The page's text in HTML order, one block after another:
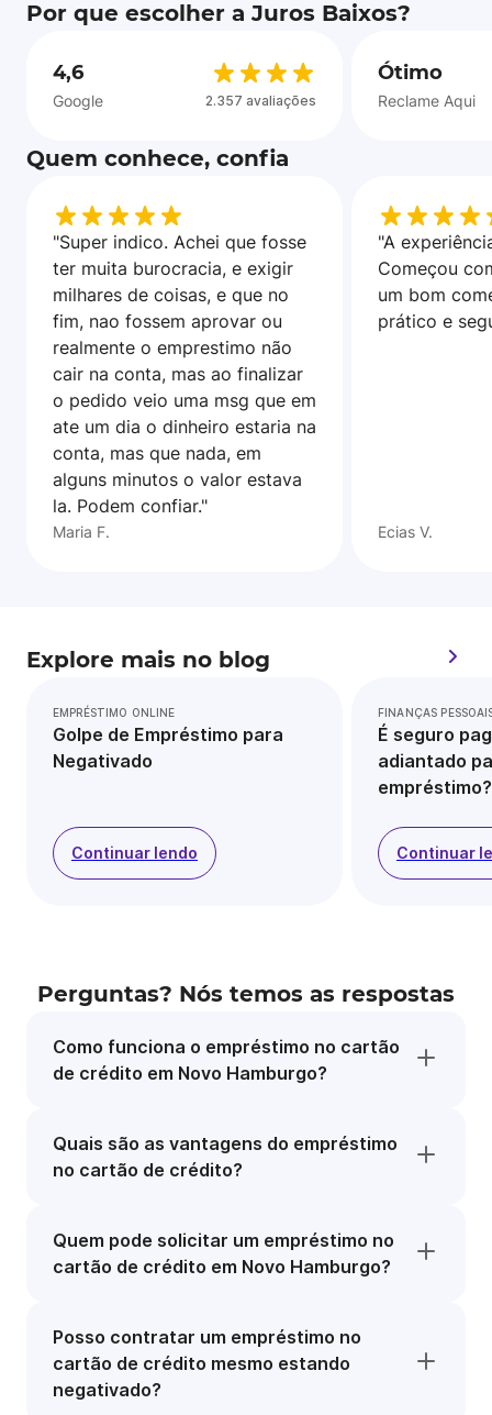
Por que escolher a Juros Baixos?
4,6
Google 2.357 avaliações
Ótimo
Reclame Aqui
Quem conhece, confia
"Super indico. Achei que fosse
ter muita burocracia, e exigir
milhares de coisas, e que no
fim, nao fossem aprovar ou
realmente o emprestimo não
cair na conta, mas ao finalizar
o pedido veio uma msg que em
ate um dia o dinheiro estaria na
conta, mas que nada, em
alguns minutos o valor estava
la. Podem confiar."
Maria F.
"A
Começou
um bom
prático e
Ecias V.
Explore mais no blog
EMPRÉSTIMO ONLINE
Golpe de Empréstimo para
Negativado
Continuar lendo
FINANÇAS
É seguro
adiantado
empréstimo?
Continuar
Perguntas? Nós temos as respostas
Como funciona o empréstimo no cartão
de crédito em Novo Hamburgo?
Quais são as vantagens do empréstimo
no cartão de crédito?
Quem pode solicitar um empréstimo no
cartão de crédito em Novo Hamburgo?
Posso contratar um empréstimo no
cartão de crédito mesmo estando
negativado?